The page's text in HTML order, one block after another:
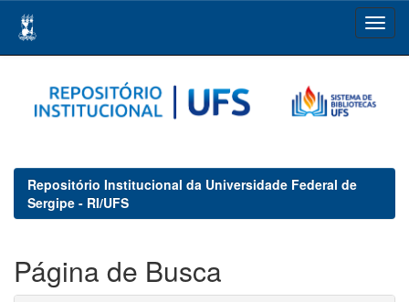
navigation
Repositório Institucional da Universidade Federal de
Sergipe - RI/UFS
Página de Busca